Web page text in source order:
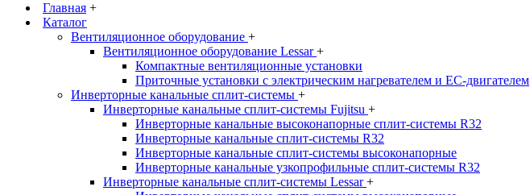
Главная +
Каталог
Вентиляционное оборудование +
Вентиляционное оборудование Lessar+
Компактные вентиляционные установки
Приточные установки с электрическим нагревателем и EC-двигателем
Инверторные канальные сплит-системы +
Инверторные канальные сплит-системы Fujitsu +
Инверторные канальные высоконапорные сплит-системы R32
Инверторные канальные сплит-системы R32
Инверторные канальные сплит-системы высоконапорные
Инверторные канальные узкопрофильные сплит-системы R32
Инверторные канальные сплит-системы Lessar+